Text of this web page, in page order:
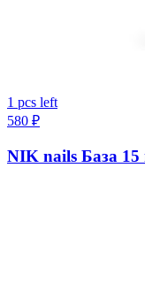
1 pcs left
580 ₽
NIK nails База